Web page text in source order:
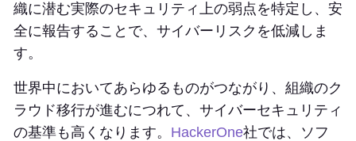
織に潜む実際のセキュリティ上の弱点を特定し、安
全に報告することで、サイバーリスクを低減しま
す。
世界中においてあらゆるものがつながり、組織のク
ラウド移行が進むにつれて、サイバーセキュリティ
の基準も高くなります。 HackerOne社では、ソフ